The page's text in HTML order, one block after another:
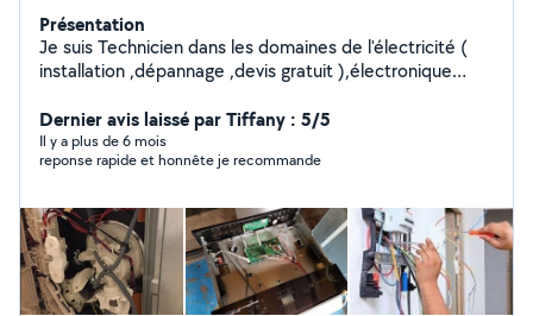
Présentation
Je suis Technicien dans les domaines de l'électricité (
installation ,dépannage ,devis gratuit ),électronique
suis aussi spécialisé dans la réparation des ordinateurs
coté hard ou soft .
Dernier avis laissé par Tiffany : 5/5
Il y a plus de 6 mois
reponse rapide et honnête je recommande